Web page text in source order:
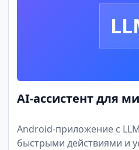
AI-ассистент для
Android-приложение с
быстрыми действиями и